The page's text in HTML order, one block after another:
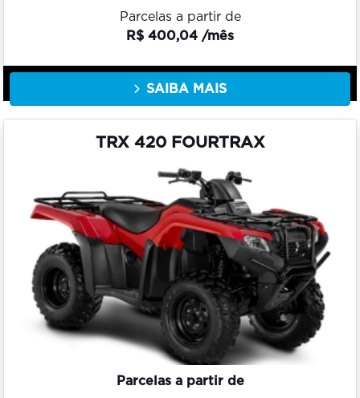
Parcelas a partir de
R$ 400,04 /mês
SAIBA MAIS
TRX 420 FOURTRAX
Parcelas a partir de